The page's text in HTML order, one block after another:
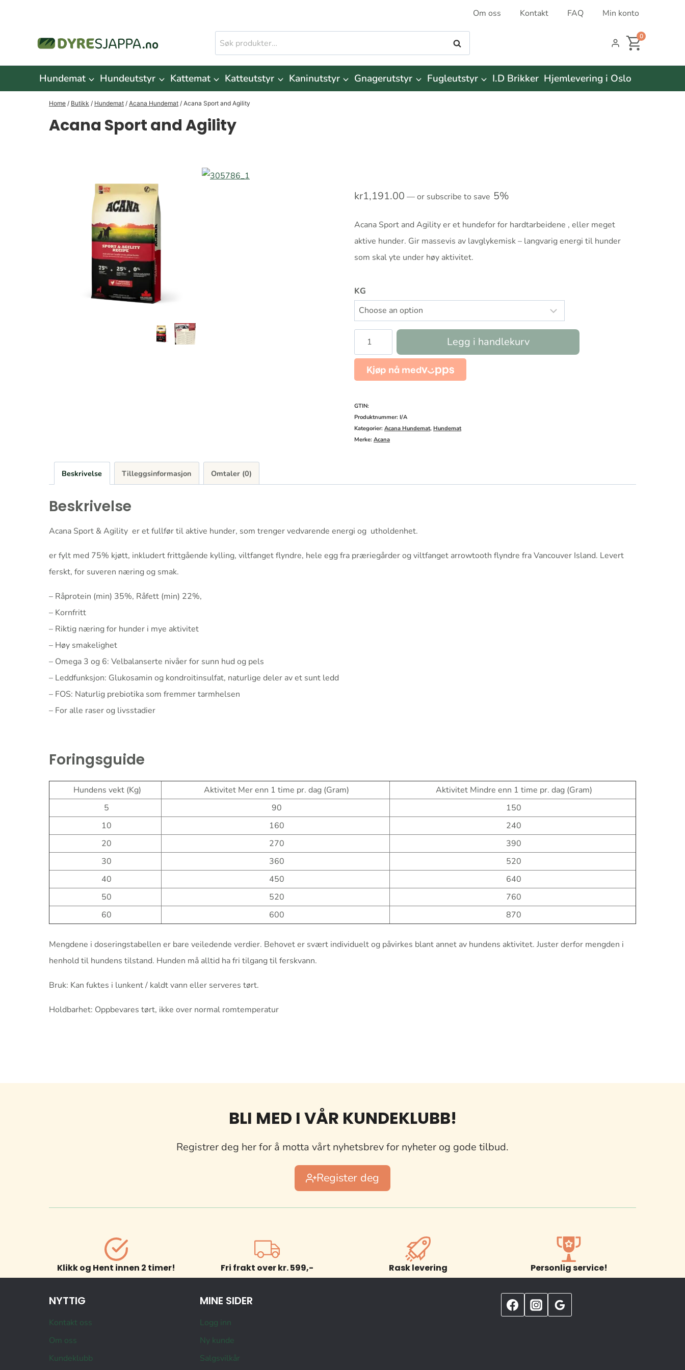
Om oss Kontakt FAQ Min konto
Søk
etter:
Søk
0
Hundemat Hundeutstyr Kattemat Katteutstyr Kaninutstyr Gnagerutstyr Fugleutstyr I.D Brikker Hjemlevering i Oslo
Home / Butikk / Hundemat / Acana Hundemat / Acana Sport and Agility
Acana Sport and Agility
kr1,191.00 —or subscribe to save 5%
Acana Sport and Agility er et hundefor for hardtarbeidene , eller meget
aktive hunder. Gir massevis av lavglykemisk – langvarig energi til hunder
som skal yte under høy aktivitet.
KG
Acana
Sport
and
antall
Legg i handlekurv
GTIN:
Produktnummer:I/A
Kategorier:Acana Hundemat,Hundemat
Merke:Acana
Beskrivelse Tilleggsinformasjon Omtaler (0)
Beskrivelse
Acana Sport & Agility er et fullfør til aktive hunder, som trenger vedvarende energi og utholdenhet.
er fylt med 75% kjøtt, inkludert frittgående kylling, viltfanget flyndre, hele egg fra præriegårder og viltfanget arrowtooth flyndre fra Vancouver Island. Levert
ferskt, for suveren næring og smak.
– Råprotein (min) 35%, Råfett (min) 22%,
– Kornfritt
– Riktig næring for hunder i mye aktivitet
– Høy smakelighet
– Omega 3 og 6: Velbalanserte nivåer for sunn hud og pels
– Leddfunksjon: Glukosamin og kondroitinsulfat, naturlige deler av et sunt ledd
– FOS: Naturlig prebiotika som fremmer tarmhelsen
– For alle raser og livsstadier
Foringsguide
Hundens vekt (Kg) Aktivitet Mer enn 1 time pr. dag (Gram)
Aktivitet Mindre enn 1 time pr. dag (Gram)
5
90
150
10
160
240
20
270
390
30
360
520
40
450
640
50
520
760
60
600 870
Mengdene i doseringstabellen er bare veiledende verdier. Behovet er svært individuelt og påvirkes blant annet av hundens aktivitet. Juster derfor mengden i
henhold til hundens tilstand. Hunden må alltid ha fri tilgang til ferskvann.
Bruk: Kan fuktes i lunkent / kaldt vann eller serveres tørt.
Holdbarhet: Oppbevares tørt, ikke over normal romtemperatur
BLI MED I VÅR KUNDEKLUBB!
Registrer deg her for å motta vårt nyhetsbrev for nyheter og gode tilbud.
Register deg
Klikk og Hent innen 2 timer! Fri frakt over kr. 599,- Rask levering Personlig service!
NYTTIG
Kontakt oss
Om oss
Kundeklubb
MINE SIDER
Logg inn
Ny kunde
Salgsvilkår